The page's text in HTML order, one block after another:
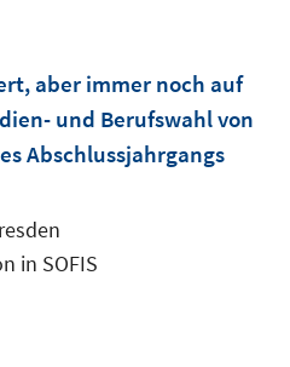
aber immer noch auf
und Berufswahl von
Abschlussjahrgangs
in SOFIS